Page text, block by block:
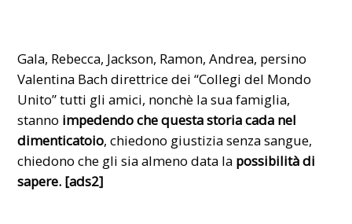
Gala, Rebecca, Jackson, Ramon, Andrea, persino
Valentina Bach direttrice dei “Collegi del Mondo
Unito” tutti gli amici, nonchè la sua famiglia,
stanno impedendo che questa storia cada nel
dimenticatoio, chiedono giustizia senza sangue,
chiedono che gli sia almeno data la possibilità di
sapere. [ads2]